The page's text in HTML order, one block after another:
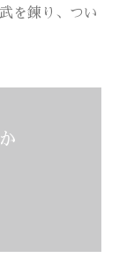
を錬り、つい